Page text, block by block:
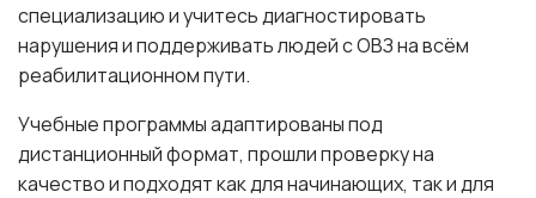
специализацию и учитесь диагностировать
нарушения и поддерживать людей с ОВЗ на всём
реабилитационном пути.
Учебные программы адаптированы под
дистанционный формат, прошли проверку на
качество и подходят как для начинающих, так и для